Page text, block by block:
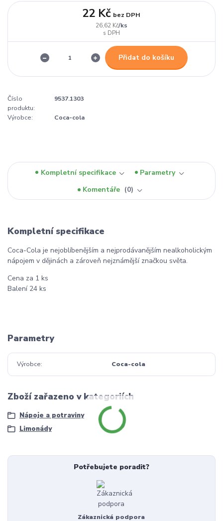
26,62 Kč/ks
22 Kč bez DPH
Přidat do košíku
Číslo
produktu:
9537.1303
Výrobce: Coca-cola
Kompletní specifikace
Parametry
Komentáře
0
Kompletní specifikace
Coca-Cola je nejoblíbenějším a nejprodávanějším nealkoholickým
nápojem v dějinách a zároveň nejznámější značkou světa.
Cena za 1 ks
Balení 24 ks
Parametry
Výrobce Coca-cola
Zboží zařazeno v kategoriích
Nápoje a potraviny
Limonády
Potřebujete poradit?
Zákaznická podpora